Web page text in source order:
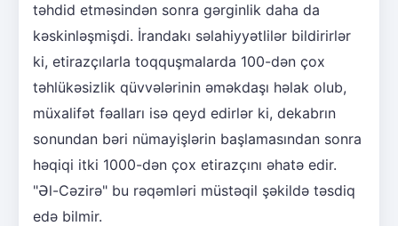
təhdid etməsindən sonra gərginlik daha da
kəskinləşmişdi. İrandakı səlahiyyətlilər bildirirlər
ki, etirazçılarla toqquşmalarda 100-dən çox
təhlükəsizlik qüvvələrinin əməkdaşı həlak olub,
müxalifət fəalları isə qeyd edirlər ki, dekabrın
sonundan bəri nümayişlərin başlamasından sonra
həqiqi itki 1000-dən çox etirazçını əhatə edir.
"Əl-Cəzirə" bu rəqəmləri müstəqil şəkildə təsdiq
edə bilmir.